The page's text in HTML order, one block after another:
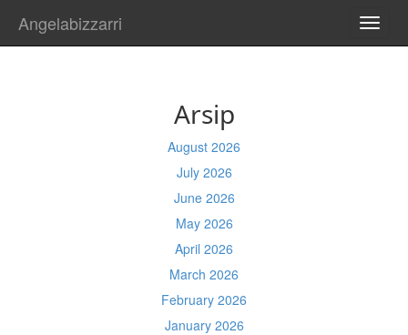
Angelabizzarri
Arsip
August 2026
July 2026
June 2026
May 2026
April 2026
March 2026
February 2026
January 2026